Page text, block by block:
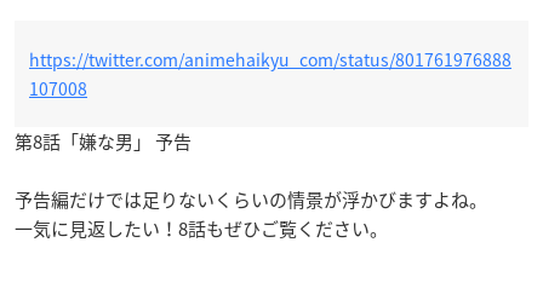
https://twitter.com/animehaikyu_com/status/801761976888
107008
第8話「嫌な男」 予告
予告編だけでは足りないくらいの情景が浮かびますよね。
一気に見返したい！8話もぜひご覧ください。